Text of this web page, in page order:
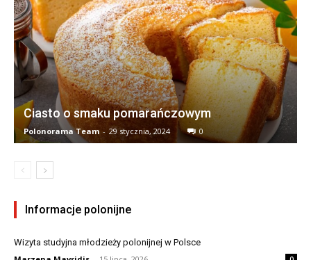
Ciasto o smaku pomarańczowym
Polonorama Team - 29 stycznia, 2024 0
Informacje polonijne
Wizyta studyjna młodzieży polonijnej w Polsce